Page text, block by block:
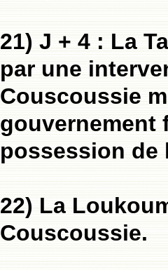
21) J + 4 : La
par une
Couscoussie
gouvernement
possession de
22) La
Couscoussie.